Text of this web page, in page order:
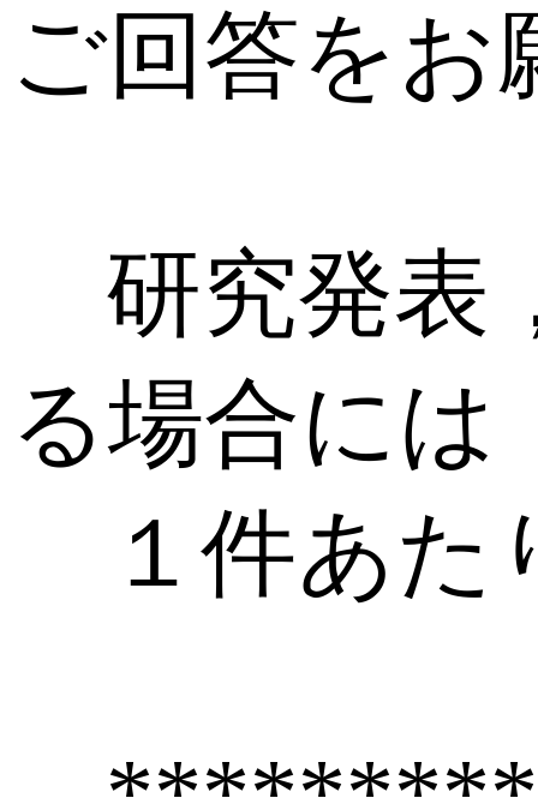
ご回答をお
研究発表
る場合に
１件あた